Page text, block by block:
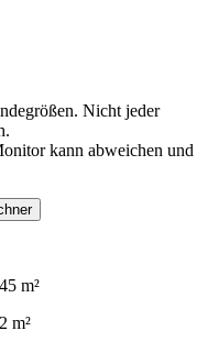
Nicht jeder
kann abweichen und
m²
m²